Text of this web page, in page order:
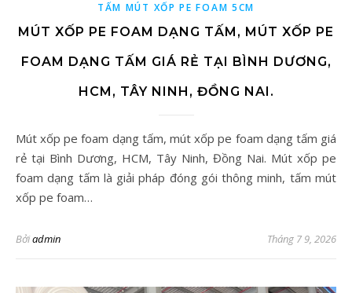
TẤM MÚT XỐP PE FOAM 5CM
MÚT XỐP PE FOAM DẠNG TẤM, MÚT XỐP PE
FOAM DẠNG TẤM GIÁ RẺ TẠI BÌNH DƯƠNG,
HCM, TÂY NINH, ĐỒNG NAI.
Mút xốp pe foam dạng tấm, mút xốp pe foam dạng tấm giá
rẻ tại Bình Dương, HCM, Tây Ninh, Đồng Nai. Mút xốp pe
foam dạng tấm là giải pháp đóng gói thông minh, tấm mút
xốp pe foam…
Bởiadmin Tháng 7 9, 2026